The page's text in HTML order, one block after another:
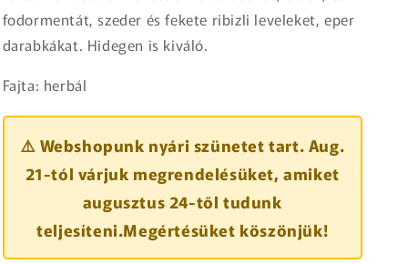
fodormentát, szeder és fekete ribizli leveleket, eper
darabkákat. Hidegen is kiváló.
Fajta: herbál
⚠️ Webshopunk nyári szünetet tart. Aug.
21-tól várjuk megrendelésüket, amiket
augusztus 24-től tudunk
teljesíteni.Megértésüket köszönjük!